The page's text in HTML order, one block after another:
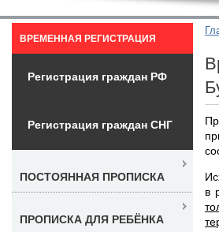
в
ВРЕМЕННАЯ РЕГИСТРАЦИЯ
Регистрация граждан РФ
Регистрация граждан СНГ
ПОСТОЯННАЯ ПРОПИСКА
ПРОПИСКА ДЛЯ РЕБЁНКА